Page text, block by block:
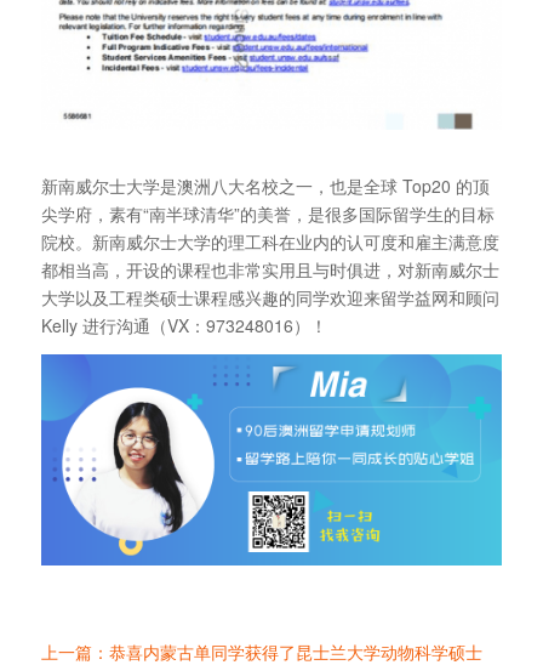
新南威尔士大学是澳洲八大名校之一，也是全球 Top20 的顶
尖学府，素有“南半球清华”的美誉，是很多国际留学生的目标
院校。新南威尔士大学的理工科在业内的认可度和雇主满意度
都相当高，开设的课程也非常实用且与时俱进，对新南威尔士
大学以及工程类硕士课程感兴趣的同学欢迎来留学益网和顾问
Kelly 进行沟通（VX：973248016）！
上一篇：恭喜内蒙古单同学获得了昆士兰大学动物科学硕士